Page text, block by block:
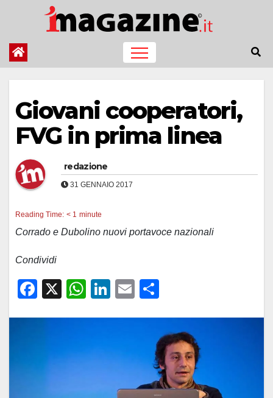
contenuto
Giovani cooperatori,
FVG in prima linea
redazione
31 GENNAIO 2017
Reading Time: < 1 minute
Corrado e Dubolino nuovi portavoce nazionali
Condividi
F
b
X
W
s
A
Li
e
dI
n
E
n
di
vi
di